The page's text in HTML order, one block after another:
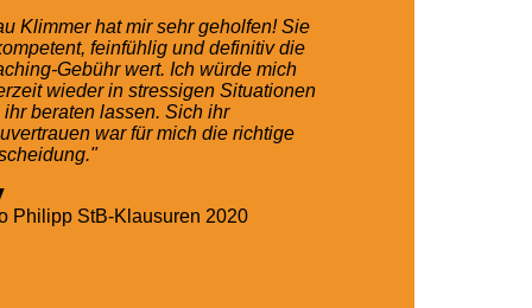
Klimmer hat mir sehr geholfen! Sie
feinfühlig und definitiv die
Gebühr wert. Ich würde mich
wieder in stressigen Situationen
ihr beraten lassen. Sich ihr
war für mich die richtige
Philipp StB-Klausuren 2020